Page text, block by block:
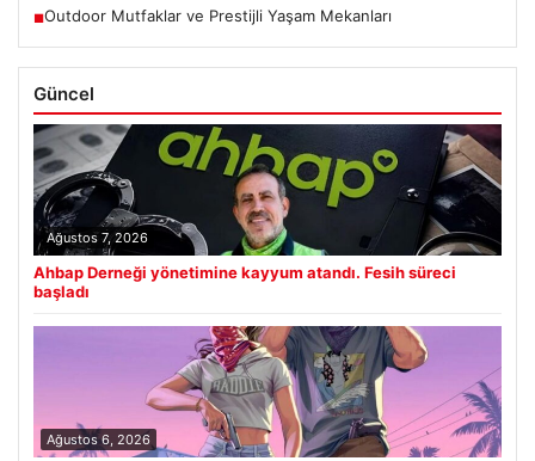
■Outdoor Mutfaklar ve Prestijli Yaşam Mekanları
Güncel
Ağustos 7, 2026
Ahbap Derneği yönetimine kayyum atandı. Fesih süreci
başladı
Ağustos 6, 2026